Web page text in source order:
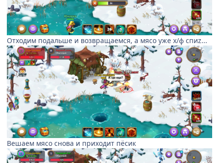
Отходим подальше и возвращаемся, а мясо уже х/ф спиz...
Вешаем мясо снова и приходит пёсик